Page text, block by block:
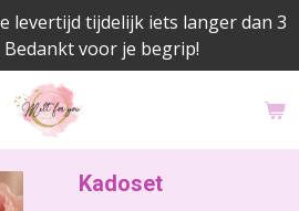
levertijd tijdelijk iets langer dan 3
voor je begrip!
Kadoset